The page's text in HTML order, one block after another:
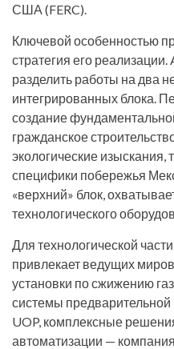
США (FERC).
Ключевой особенностью
стратегия его
разделить работы на два
интегрированных блока.
создание
гражданское
экологические изыскания,
специфики побережья
«верхний» блок,
технологического
Для технологической
привлекает ведущих
установки по сжижению
системы предварительной
UOP, комплексные
автоматизации —